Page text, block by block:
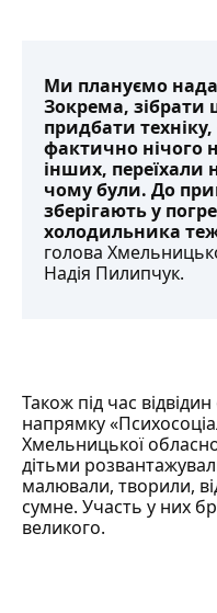
Ми плануємо
Зокрема, зібрати
придбати
фактично нічого
інших,
чому були. До
зберігають у
холодильника
голова
Надія Пилипчук.
Також під час
напрямку «
Хмельницької
дітьми
малювали, творили,
сумне. Участь у них
великого.